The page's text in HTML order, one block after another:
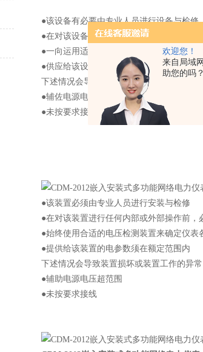
欢迎您！
来自局域
助您的吗？
●该设备有必要由专业人员进行设备与检修
●在对该设备进行任何内部或外部操作前，
●一向运用适合的电压检测设备来供认表面
●供应给该设备的电参数须在额外规划内
下述情况会导致设备损坏或设备作业的异常
●辅佐电源电压超规划
●未按要求接线
●该装置必须由专业人员进行安装与检修
●在对该装置进行任何内部或外部操作前，
●始终使用合适的电压检测装置来确定仪表
●提供给该装置的电参数须在额定范围内
下述情况会导致装置损坏或装置工作的异常
●辅助电源电压超范围
●未按要求接线